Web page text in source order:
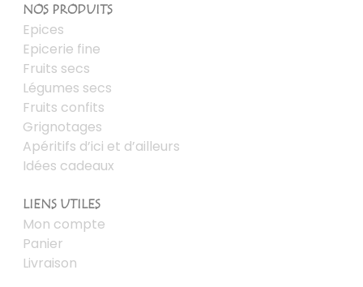
NOS PRODUITS
Epices
Epicerie fine
Fruits secs
Légumes secs
Fruits confits
Grignotages
Apéritifs d’ici et d’ailleurs
Idées cadeaux
LIENS UTILES
Mon compte
Panier
Livraison